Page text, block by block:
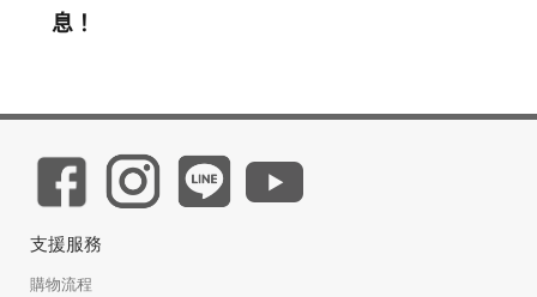
息！
支援服務
購物流程